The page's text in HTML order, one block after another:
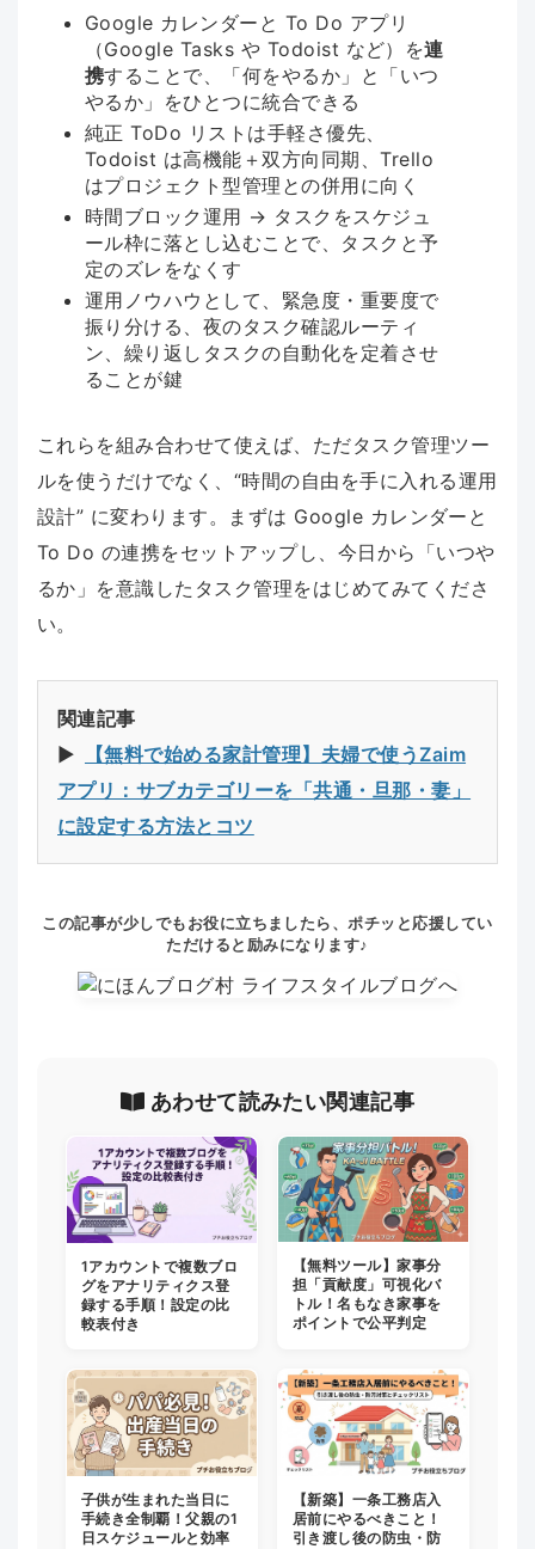
Google カレンダーと To Do アプリ
（Google Tasks や Todoist など）を連
携することで、「何をやるか」と「いつ
やるか」をひとつに統合できる
純正 ToDo リストは手軽さ優先、
Todoist は高機能＋双方向同期、Trello
はプロジェクト型管理との併用に向く
時間ブロック運用 → タスクをスケジュ
ール枠に落とし込むことで、タスクと予
定のズレをなくす
運用ノウハウとして、緊急度・重要度で
振り分ける、夜のタスク確認ルーティ
ン、繰り返しタスクの自動化を定着させ
ることが鍵
これらを組み合わせて使えば、ただタスク管理ツー
ルを使うだけでなく、“時間の自由を手に入れる運用
設計” に変わります。まずは Google カレンダーと
To Do の連携をセットアップし、今日から「いつや
るか」を意識したタスク管理をはじめてみてくださ
い。
関連記事
▶︎
【無料で始める家計管理】夫婦で使うZaim
アプリ：サブカテゴリーを「共通・旦那・妻」
に設定する方法とコツ
この記事が少しでもお役に立ちましたら、ポチッと応援してい
ただけると励みになります♪
あわせて読みたい関連記事
1アカウントで複数ブロ
グをアナリティクス登
録する手順！設定の比
較表付き
【無料ツール】家事分
担「貢献度」可視化バ
トル！名もなき家事を
ポイントで公平判定
子供が生まれた当日に
手続き全制覇！父親の1
日スケジュールと効率
【新築】一条工務店入
居前にやるべきこと！
引き渡し後の防虫・防